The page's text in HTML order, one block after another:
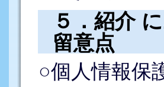
５．紹介
留意点
○個人情報保